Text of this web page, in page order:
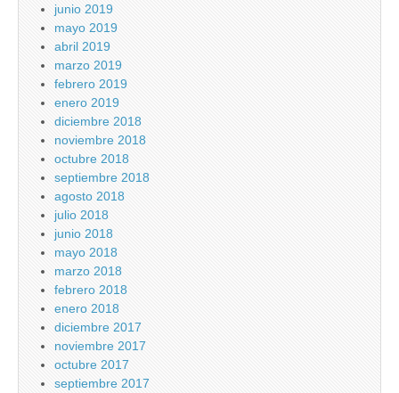
junio 2019
mayo 2019
abril 2019
marzo 2019
febrero 2019
enero 2019
diciembre 2018
noviembre 2018
octubre 2018
septiembre 2018
agosto 2018
julio 2018
junio 2018
mayo 2018
marzo 2018
febrero 2018
enero 2018
diciembre 2017
noviembre 2017
octubre 2017
septiembre 2017